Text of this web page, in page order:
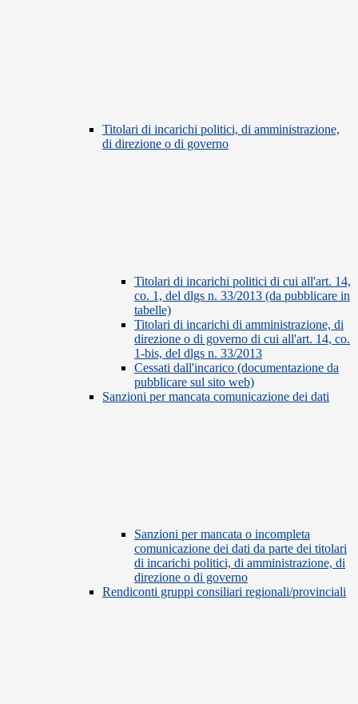
Titolari di incarichi politici, di amministrazione,
di direzione o di governo
Titolari di incarichi politici di cui all'art. 14,
co. 1, del dlgs n. 33/2013 (da pubblicare in
tabelle)
Titolari di incarichi di amministrazione, di
direzione o di governo di cui all'art. 14, co.
1-bis, del dlgs n. 33/2013
Cessati dall'incarico (documentazione da
pubblicare sul sito web)
Sanzioni per mancata comunicazione dei dati
Sanzioni per mancata o incompleta
comunicazione dei dati da parte dei titolari
di incarichi politici, di amministrazione, di
direzione o di governo
Rendiconti gruppi consiliari regionali/provinciali